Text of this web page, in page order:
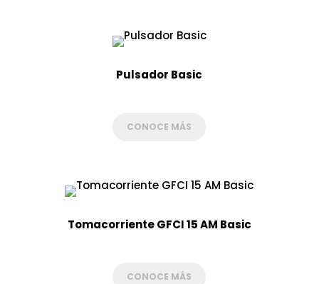
Pulsador Basic
CONOCE MÁS
Tomacorriente GFCI 15 AM Basic
CONOCE MÁS